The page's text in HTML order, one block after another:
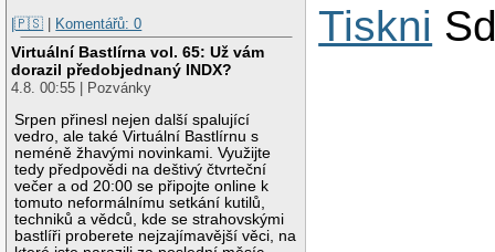
|🇵🇸 | Komentářů: 0
Virtuální Bastlírna vol. 65: Už vám
dorazil předobjednaný INDX?
4.8. 00:55 | Pozvánky
Srpen přinesl nejen další spalující
vedro, ale také Virtuální Bastlírnu s
neméně žhavými novinkami. Využijte
tedy předpovědi na deštivý čtvrteční
večer a od 20:00 se připojte online k
tomuto neformálnímu setkání kutilů,
techniků a vědců, kde se strahovskými
bastlíři proberete nejzajímavější věci, na
Tiskni